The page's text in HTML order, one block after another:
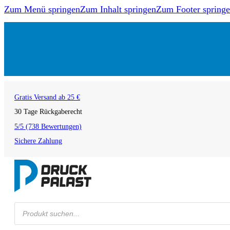
Zum Menü springenZum Inhalt springenZum Footer
Gratis Versand ab 25 €
30 Tage Rückgaberecht
5/5 (738 Bewertungen)
Sichere Zahlung
Products
search